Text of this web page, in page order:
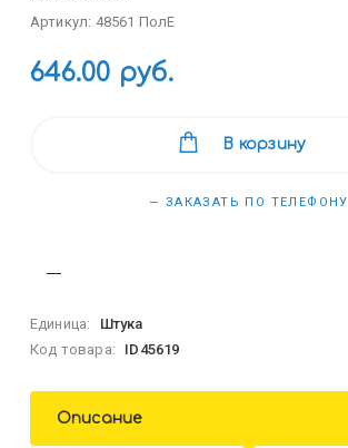
Артикул: 48561 ПолЕ
646.00 руб.
В корзину
— ЗАКАЗАТЬ ПО ТЕЛЕФОНУ
Единица:
Штука
Код товара:
ID45619
Описание